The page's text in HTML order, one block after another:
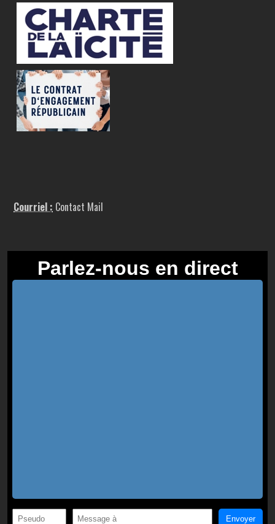
Courriel : Contact Mail